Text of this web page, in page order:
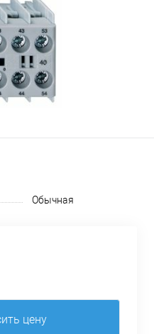
Обычная
цену